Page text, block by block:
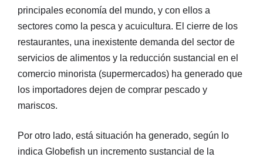
principales economía del mundo, y con ellos a
sectores como la pesca y acuicultura. El cierre de los
restaurantes, una inexistente demanda del sector de
servicios de alimentos y la reducción sustancial en el
comercio minorista (supermercados) ha generado que
los importadores dejen de comprar pescado y
mariscos.
Por otro lado, está situación ha generado, según lo
indica Globefish un incremento sustancial de la